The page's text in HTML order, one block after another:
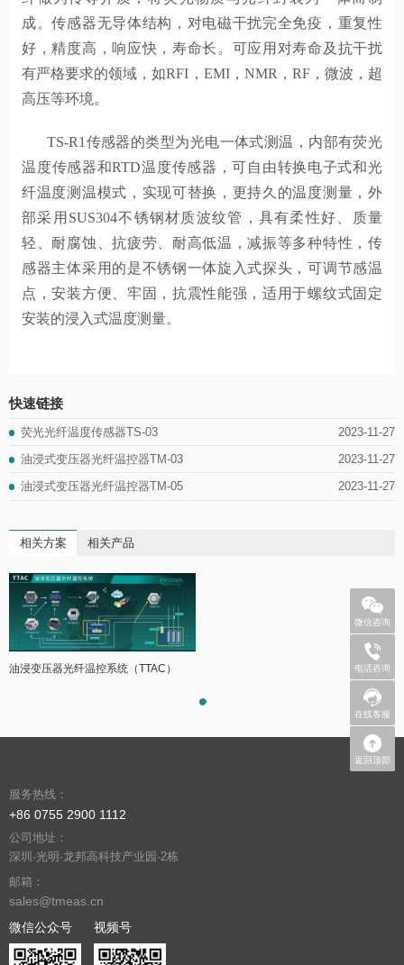
成。传感器无导体结构，对电磁干扰完全免疫，重复性
好，精度高，响应快，寿命长。可应用对寿命及抗干扰
有严格要求的领域，如RFI，EMI，NMR，RF，微波，超
高压等环境。
TS-R1传感器的类型为光电一体式测温，内部有荧光
温度传感器和RTD温度传感器，可自由转换电子式和光
纤温度测温模式，实现可替换，更持久的温度测量，外
部采用SUS304不锈钢材质波纹管，具有柔性好、质量
轻、耐腐蚀、抗疲劳、耐高低温，减振等多种特性，传
感器主体采用的是不锈钢一体旋入式探头，可调节感温
点，安装方便、牢固，抗震性能强，适用于螺纹式固定
安装的浸入式温度测量。
快速链接
荧光光纤温度传感器TS-03 2023-11-27
油浸式变压器光纤温控器TM-03 2023-11-27
油浸式变压器光纤温控器TM-05 2023-11-27
相关方案 相关产品
油浸变压器光纤温控系统（TTAC）
服务热线：
+86 0755 2900 1112
公司地址：
深圳·光明·龙邦高科技产业园·2栋
邮箱：
sales@tmeas.cn
微信公众号 视频号
微信咨询
电话咨询
+86
在线客服
返回顶部